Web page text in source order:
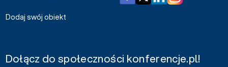
Dodaj swój obiekt
Dołącz do społeczności konferencje.pl!